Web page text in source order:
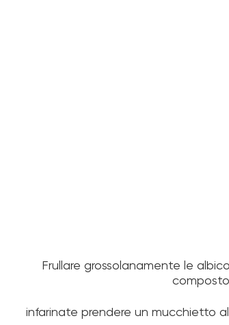
Frullare grossolanamente le
infarinate prendere un mucchietto